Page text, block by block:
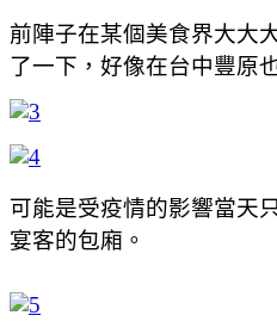
前陣子在某個美食界大大
了一下，好像在台中豐原
可能是受疫情的影響當天
宴客的包廂。